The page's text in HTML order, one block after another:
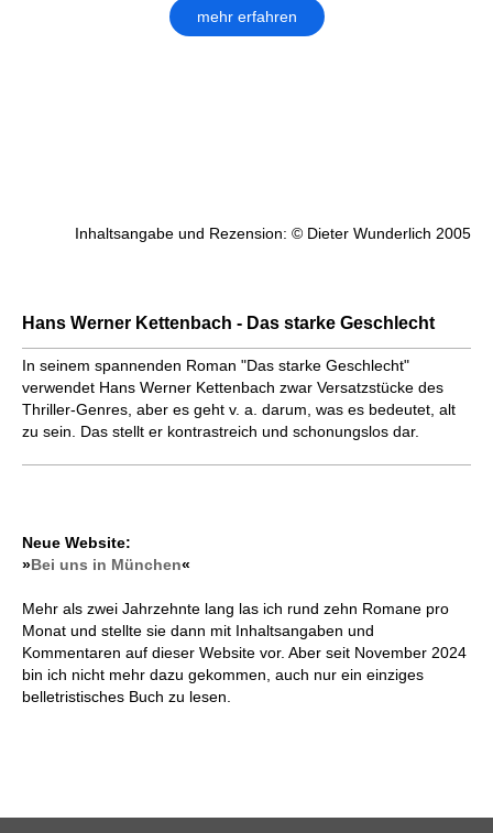
mehr erfahren
Inhaltsangabe und Rezension: © Dieter Wunderlich 2005
Hans Werner Kettenbach - Das starke Geschlecht
In seinem spannenden Roman "Das starke Geschlecht"
verwendet Hans Werner Kettenbach zwar Versatzstücke des
Thriller-Genres, aber es geht v. a. darum, was es bedeutet, alt
zu sein. Das stellt er kontrastreich und schonungslos dar.
Neue Website:
»Bei uns in München«
Mehr als zwei Jahrzehnte lang las ich rund zehn Romane pro
Monat und stellte sie dann mit Inhaltsangaben und
Kommentaren auf dieser Website vor. Aber seit November 2024
bin ich nicht mehr dazu gekommen, auch nur ein einziges
belletristisches Buch zu lesen.